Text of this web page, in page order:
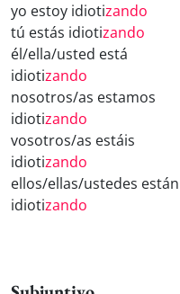
yo estoy idiotizando
tú estás idiotizando
él/ella/usted está
idiotizando
nosotros/as estamos
idiotizando
vosotros/as estáis
idiotizando
ellos/ellas/ustedes están
idiotizando